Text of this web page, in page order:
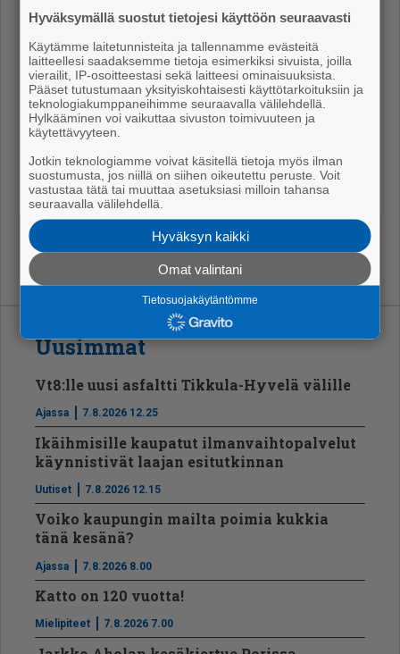
Ko­ko­nai­suu­des­sa mie­len­kiin­toi­sin on van­han lin­ja-
au­to­a­se­man ton­til­le tu­le­va mo­ni­toi­mi­ta­lo. Ai­na­kin se
tuo kes­kus­taan kai­vat­tua elin­voi­maa. Täs­tä on hyvä
jat­kaa.
Ari Nordst­röm
kau­pun­gin­val­tuu­tet­tu ja
kau­pun­gin­hal­li­tuk­sen jä­sen (sd), Pori
Uusimmat
Vt8:lle uusi asfaltti Tikkula-Hyvelä välille
Ajassa 7.8.2026 12.25
Ikäihmisille kaupatut ilmanvaihtopalvelut
käynnistivät laajan esitutkinnan
Uutiset 7.8.2026 12.15
Voiko kaupungin mailta poimia kukkia
tänä kesänä?
Ajassa 7.8.2026 8.00
Katto on 120 vuotta!
Mielipiteet 7.8.2026 7.00
Hyväksymällä suostut tietojesi käyttöön seuraavasti
Käytämme laitetunnisteita ja tallennamme evästeitä
laitteellesi saadaksemme tietoja esimerkiksi sivuista, joilla
vierailit, IP-osoitteestasi sekä laitteesi ominaisuuksista.
Pääset tutustumaan yksityiskohtaisesti käyttötarkoituksiin ja
teknologiakumppaneihimme seuraavalla välilehdellä.
Hylkääminen voi vaikuttaa sivuston toimivuuteen ja
käytettävyyteen.
Jotkin teknologiamme voivat käsitellä tietoja myös ilman
suostumusta, jos niillä on siihen oikeutettu peruste. Voit
vastustaa tätä tai muuttaa asetuksiasi milloin tahansa
seuraavalla välilehdellä.
Hyväksyn kaikki
Omat valintani
Tietosuojakäytäntömme